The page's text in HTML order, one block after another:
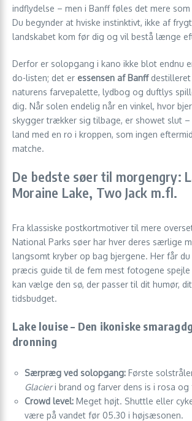
indflydelse – men i Banff føles det mere
Du begynder at hviske instinktivt, ikke af
landskabet kom før dig og vil bestå længe
Derfor er solopgang i kano ikke blot endnu
do-listen; det er essensen af Banffdestilleret
naturens farvepalette, lydbog og duftlys
dig. Når solen endelig når en vinkel, hvor
skygger trækker sig tilbage, er showet slut
land med en ro i kroppen, som ingen
matche.
De bedste søer til morgengry:
Moraine Lake, Two Jack m.fl.
Fra klassiske postkortmotiver til mere
National Parks søer har hver deres særlige
langsomt kryber op bag bjergene. Her får du
præcis guide til de fem mest fotogene spejle
kan vælge den sø, der passer til dit humør,
tidsbudget.
Lake louise – Den ikoniske
dronning
Særpræg ved solopgang: Første
Glacieri brand og farver dens is i rosa og
Crowd level: Meget højt. Shuttle eller
være på vandet før 05.30 i højsæsonen.